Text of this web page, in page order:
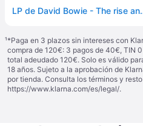
LP de David Bowie - The
¹*Paga en 3 plazos sin intereses con
compra de 120€: 3 pagos de 40€, TIN
total adeudado 120€. Solo es válido
18 años. Sujeto a la aprobación de
por tienda. Consulta los términos y
https://www.klarna.com/es/legal/.